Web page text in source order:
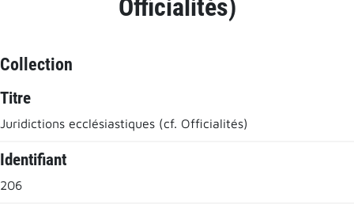
Officialités)
Collection
Titre
Juridictions ecclésiastiques (cf. Officialités)
Identifiant
206